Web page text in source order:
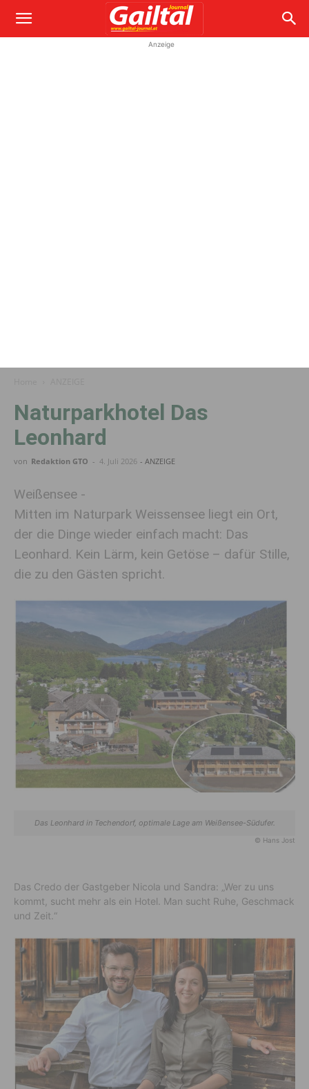
Anzeige
Naturparkhotel Das
Leonhard
von Redaktion GTO - 4. Juli 2026 - ANZEIGE
Weißensee -
Mitten im Naturpark Weissensee liegt ein Ort,
der die Dinge wieder einfach macht: Das
Leonhard. Kein Lärm, kein Getöse – dafür Stille,
die zu den Gästen spricht.
Das Leonhard in Techendorf, optimale Lage am Weißensee-Südufer.
© Hans Jost
Das Credo der Gastgeber Nicola und Sandra: „Wer zu uns
kommt, sucht mehr als ein Hotel. Man sucht Ruhe, Geschmack
und Zeit.“